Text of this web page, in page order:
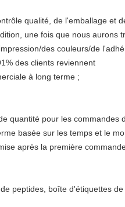
qualité, de l'emballage et
une fois que nous aurons
des couleurs/de
des clients reviennent
à long terme ;
quantité pour les commandes
basée sur les temps et le
après la première
peptides, boîte d'étiquettes